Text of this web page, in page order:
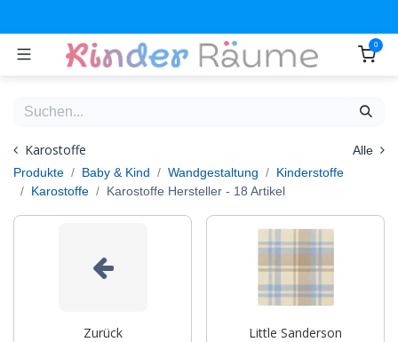
0
Karostoffe
Alle
Produkte
Baby & Kind Wandgestaltung
Kinderstoffe
Karostoffe
Karostoffe Hersteller - 18 Artikel
Zurück Little Sanderson